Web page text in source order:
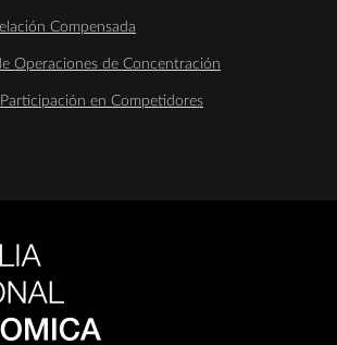
Compensada
Operaciones de Concentración
en Competidores